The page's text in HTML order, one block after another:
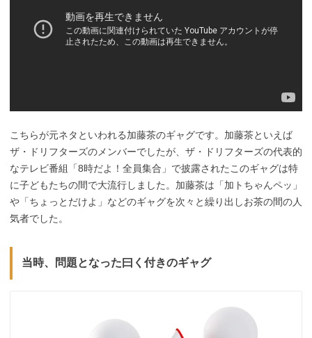
こちらが元ネタといわれる加藤茶のギャグです。加藤茶といえば
ザ・ドリフターズのメンバーでしたが、ザ・ドリフターズの代表的
なテレビ番組「8時だよ！全員集合」で披露されたこのギャグは特
に子どもたちの間で大流行しました。加藤茶は「加トちゃんペッ」
や「ちょっとだけよ」などのギャグを次々と繰り出しお茶の間の人
気者でした。
当時、問題となった曰く付きのギャグ